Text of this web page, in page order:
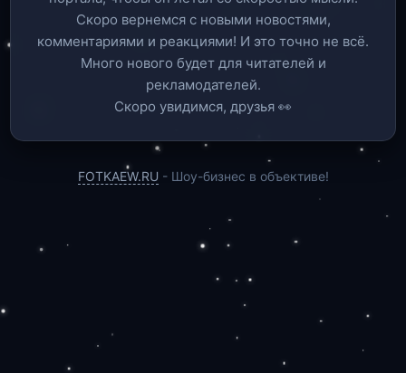
Скоро вернемся c новыми новостями,
комментариями и реакциями! И это точно не всё.
Много нового будет для читателей и
рекламодателей.
Скоро увидимся, друзья 👀
FOTKAEW.RU - Шоу-бизнес в объективе!